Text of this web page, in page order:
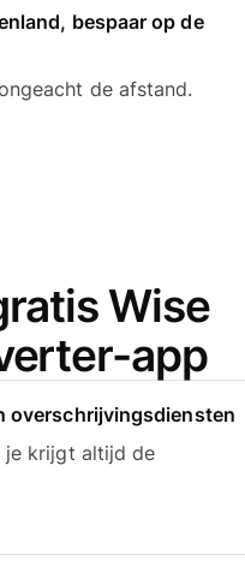
bespaar op de
de afstand.
Wise
app
overschrijvingsdiensten
je krijgt altijd de